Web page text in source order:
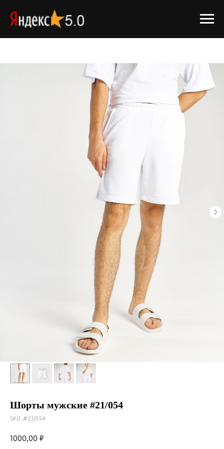
Шорты мужские #21/054
SKU: #21/054
1000,00 ₽